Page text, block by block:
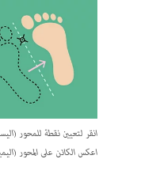
انقر لتعيين نقطة للمحور
اعكس الكائن على المحور